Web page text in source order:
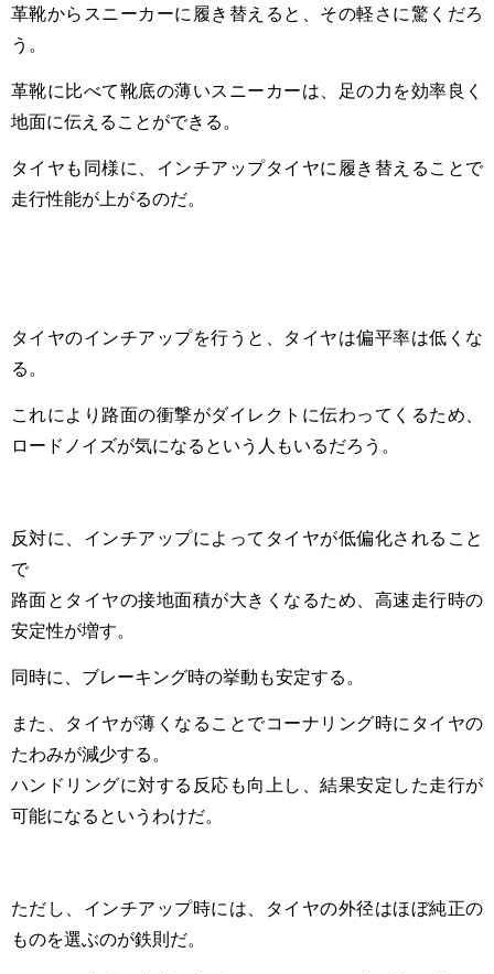
革靴からスニーカーに履き替えると、その軽さに驚くだろ
う。
革靴に比べて靴底の薄いスニーカーは、足の力を効率良く
地面に伝えることができる。
タイヤも同様に、インチアップタイヤに履き替えることで
走行性能が上がるのだ。
タイヤのインチアップを行うと、タイヤは偏平率は低くな
る。
これにより路面の衝撃がダイレクトに伝わってくるため、
ロードノイズが気になるという人もいるだろう。
反対に、インチアップによってタイヤが低偏化されること
で
路面とタイヤの接地面積が大きくなるため、高速走行時の
安定性が増す。
同時に、ブレーキング時の挙動も安定する。
また、タイヤが薄くなることでコーナリング時にタイヤの
たわみが減少する。
ハンドリングに対する反応も向上し、結果安定した走行が
可能になるというわけだ。
ただし、インチアップ時には、タイヤの外径はほぼ純正の
ものを選ぶのが鉄則だ。